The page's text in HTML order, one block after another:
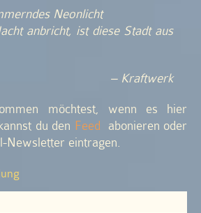
Neonlicht
anbricht, ist diese Stadt aus
– Kraftwerk
möchtest, wenn es hier
du den Feed abonieren oder
Newsletter eintragen.